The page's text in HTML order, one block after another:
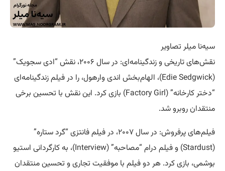
سیه‌نا میلر تصاویر
نقش‌های تاریخی و زندگینامه‌ای: در سال ۲۰۰۶، نقش “ادی سجویک”
(Edie Sedgwick)، الهام‌بخش اندی وارهول، را در فیلم زندگینامه‌ای
“دختر کارخانه” (Factory Girl) بازی کرد. این نقش با تحسین برخی
منتقدان روبرو شد.
فیلم‌های پرفروش: در سال ۲۰۰۷، در فیلم فانتزی “گرد ستاره”
(Stardust) و فیلم درام “مصاحبه” (Interview)، به کارگردانی استیو
بوشمی، بازی کرد. هر دو فیلم با موفقیت تجاری و تحسین منتقدان